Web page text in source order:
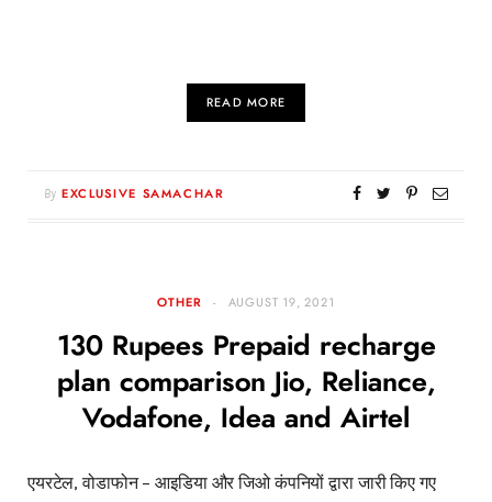
READ MORE
By EXCLUSIVE SAMACHAR
OTHER AUGUST 19, 2021
130 Rupees Prepaid recharge
plan comparison Jio, Reliance,
Vodafone, Idea and Airtel
एयरटेल, वोडाफोन – आइडिया और जिओ कंपनियों द्वारा जारी किए गए